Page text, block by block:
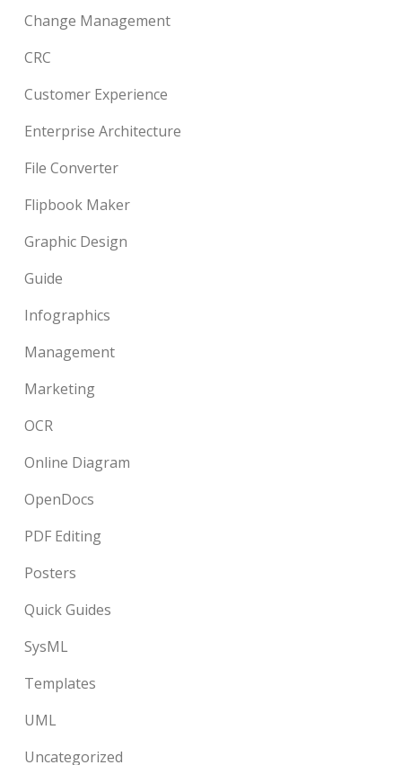
Change Management
CRC
Customer Experience
Enterprise Architecture
File Converter
Flipbook Maker
Graphic Design
Guide
Infographics
Management
Marketing
OCR
Online Diagram
OpenDocs
PDF Editing
Posters
Quick Guides
SysML
Templates
UML
Uncategorized